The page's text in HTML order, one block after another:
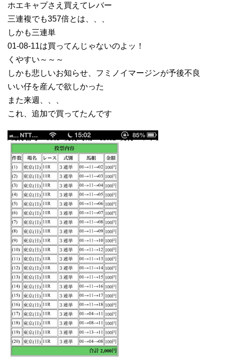
ホエキャプさえ買えてレバー
三連複でも357倍とは、、、
しかも三連単
01-08-11は買ってんじゃないのよッ！
くやすい～～～
しかも悲しいお知らせ、フミノイマージンが予後不良
いい仔を産んで欲しかった
また来週、、、
これ、追加で買ってたんです